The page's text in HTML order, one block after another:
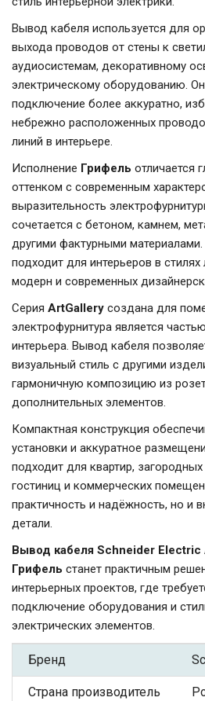
Вывод кабеля используется для
выхода проводов от стены к
аудиосистемам, декоративному
электрическому оборудованию.
подключение более аккуратно,
небрежно расположенных
линий в интерьере.
Исполнение Грифель отличается
оттенком с современным
выразительность
сочетается с бетоном, камнем,
другими фактурными материалами.
подходит для интерьеров в
модерн и современных
Серия ArtGallery создана для
электрофурнитура является
интерьера. Вывод кабеля
визуальный стиль с другими
гармоничную композицию из
дополнительных элементов.
Компактная конструкция
установки и аккуратное
подходит для квартир,
гостиниц и коммерческих
практичность и надёжность, но и
детали.
Вывод кабеля Schneider Electric
Грифель станет практичным
интерьерных проектов, где
подключение оборудования и
электрических элементов.
Бренд
Страна производитель